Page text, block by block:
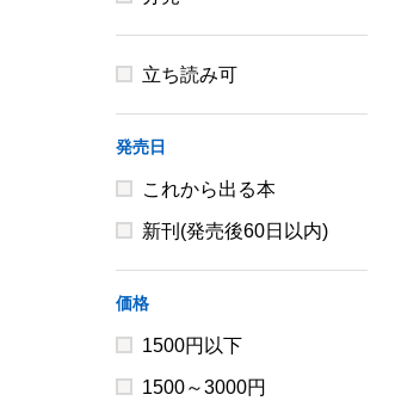
立ち読み可
発売日
これから出る本
新刊(発売後60日以内)
価格
1500円以下
1500～3000円